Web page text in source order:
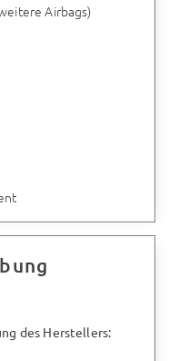
Airbags)
des Herstellers: